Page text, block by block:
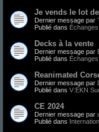
Je vends le lot
Dernier message par
Publié dans
Decks à la vente
Dernier message par
Publié dans
Reanimated
Dernier message par
Publié dans V:EKN
CE 2024
Dernier message par
Publié dans